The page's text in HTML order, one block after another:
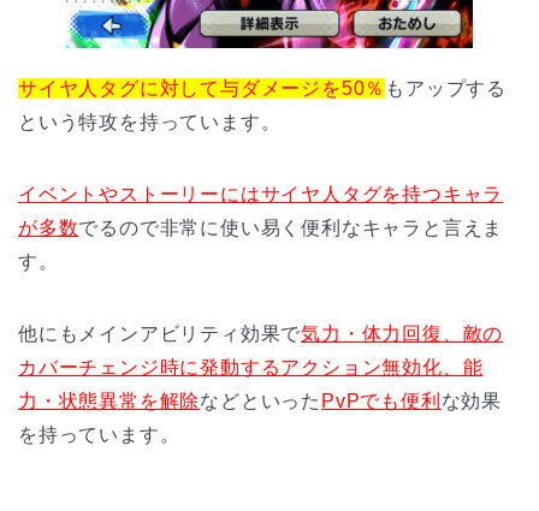
サイヤ人タグに対して与ダメージを50％ もアップする
という特攻を持っています。
イベントやストーリーにはサイヤ人タグを持つキャラ
が多数でるので非常に使い易く便利なキャラと言えま
す。
他にもメインアビリティ効果で気力・体力回復、敵の
カバーチェンジ時に発動するアクション無効化、能
力・状態異常を解除などといった PvPでも便利 な効果
を持っています。